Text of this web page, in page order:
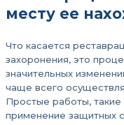
месту ее
Что касается
захоронения, это
значительных
чаще всего
Простые работы, такие
применение защитных